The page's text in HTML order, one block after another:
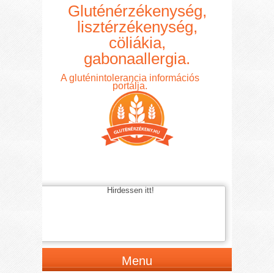
Gluténérzékenység,
lisztérzékenység,
cöliákia,
gabonaallergia.
A gluténintolerancia információs
portálja.
Hirdessen itt!
Menu